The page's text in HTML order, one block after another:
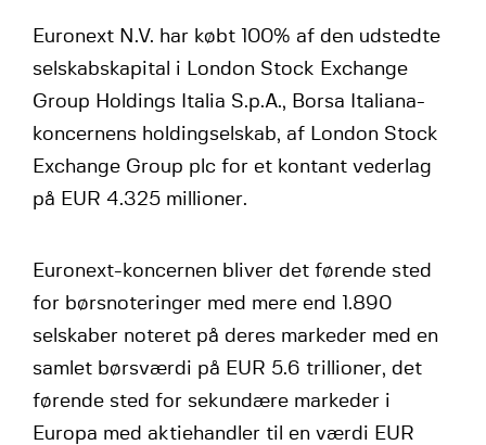
Euronext N.V. har købt 100% af den udstedte
selskabskapital i London Stock Exchange
Group Holdings Italia S.p.A., Borsa Italiana-
koncernens holdingselskab, af London Stock
Exchange Group plc for et kontant vederlag
på EUR 4.325 millioner.
Euronext-koncernen bliver det førende sted
for børsnoteringer med mere end 1.890
selskaber noteret på deres markeder med en
samlet børsværdi på EUR 5.6 trillioner, det
førende sted for sekundære markeder i
Europa med aktiehandler til en værdi EUR